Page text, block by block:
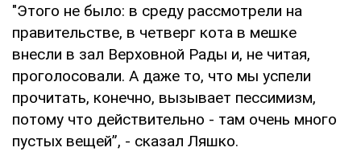
"Этого не было: в среду рассмотрели на
правительстве, в четверг кота в мешке
внесли в зал Верховной Рады и, не читая,
проголосовали. А даже то, что мы успели
прочитать, конечно, вызывает пессимизм,
потому что действительно - там очень много
пустых вещей”, - сказал Ляшко.